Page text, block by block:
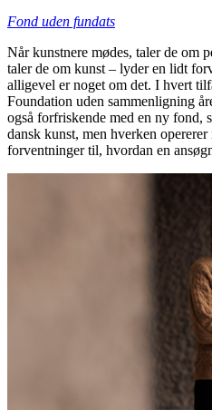
Fond uden fundats
Når kunstnere mødes, taler de om
taler de om kunst – lyder en lidt
alligevel er noget om det. I hvert
Foundation uden sammenligning
også forfriskende med en ny fond,
dansk kunst, men hverken
forventninger til, hvordan en